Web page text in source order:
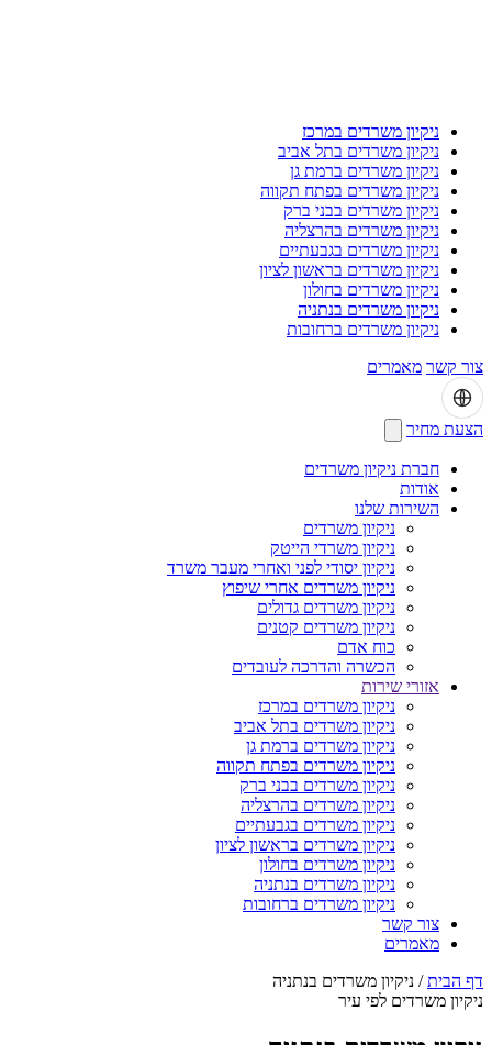
ניקיון משרדים במרכז
ניקיון משרדים בתל אביב
ניקיון משרדים ברמת גן
ניקיון משרדים בפתח תקווה
ניקיון משרדים בבני ברק
ניקיון משרדים בהרצליה
ניקיון משרדים בגבעתיים
ניקיון משרדים בראשון לציון
ניקיון משרדים בחולון
ניקיון משרדים בנתניה
ניקיון משרדים ברחובות
צור קשר מאמרים
הצעת מחיר
חברת ניקיון משרדים
אודות
השירות שלנו
ניקיון משרדים
ניקיון משרדי הייטק
ניקיון יסודי לפני ואחרי מעבר משרד
ניקיון משרדים אחרי שיפוץ
ניקיון משרדים גדולים
ניקיון משרדים קטנים
כוח אדם
הכשרה והדרכה לעובדים
אזורי שירות
ניקיון משרדים במרכז
ניקיון משרדים בתל אביב
ניקיון משרדים ברמת גן
ניקיון משרדים בפתח תקווה
ניקיון משרדים בבני ברק
ניקיון משרדים בהרצליה
ניקיון משרדים בגבעתיים
ניקיון משרדים בראשון לציון
ניקיון משרדים בחולון
ניקיון משרדים בנתניה
ניקיון משרדים ברחובות
צור קשר
מאמרים
דף הבית / ניקיון משרדים בנתניה
ניקיון משרדים לפי עיר